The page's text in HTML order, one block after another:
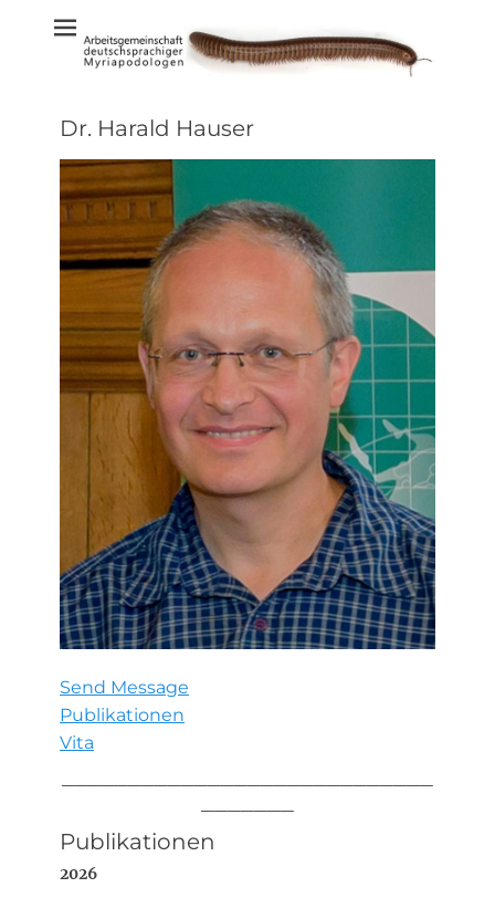
Dr. Harald Hauser
Send Message
Publikationen
Vita
Publikationen
2026